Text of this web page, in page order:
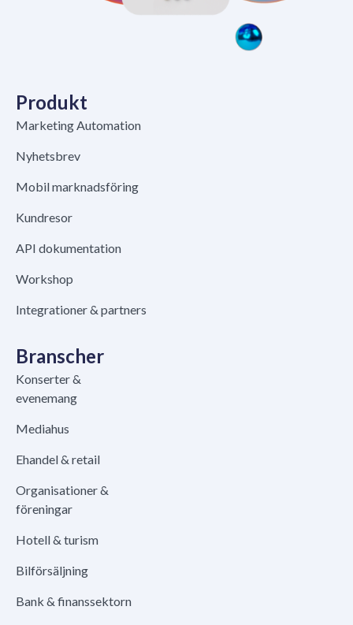
Produkt
Marketing Automation
Nyhetsbrev
Mobil marknadsföring
Kundresor
API dokumentation
Workshop
Integrationer & partners
Branscher
Konserter &
evenemang
Mediahus
Ehandel & retail
Organisationer &
föreningar
Hotell & turism
Bilförsäljning
Bank & finanssektorn